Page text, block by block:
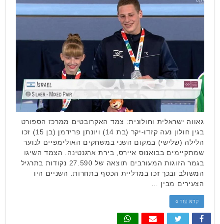
גאווה ישראלית וחולונית: צמד האקרובטים ממרכז הספורט
בגין חולון נעה קזדו-יקר (בת 14) ויונתן פרידמן (בן 15) זכו
הלילה (שלישי) במקום השני במשחקים האולימפיים לנוער
שמתקיימים בבואנוס איירס, בירת ארגנטינה. הצמד השיגו
בגמר הזוגות המעורבים תוצאה של 27.590 נקודות בתרגיל
המשולב ובכך זכו במדליית הכסף בתחרות. השניים היו
הצעירים מבין …
קרא עוד »